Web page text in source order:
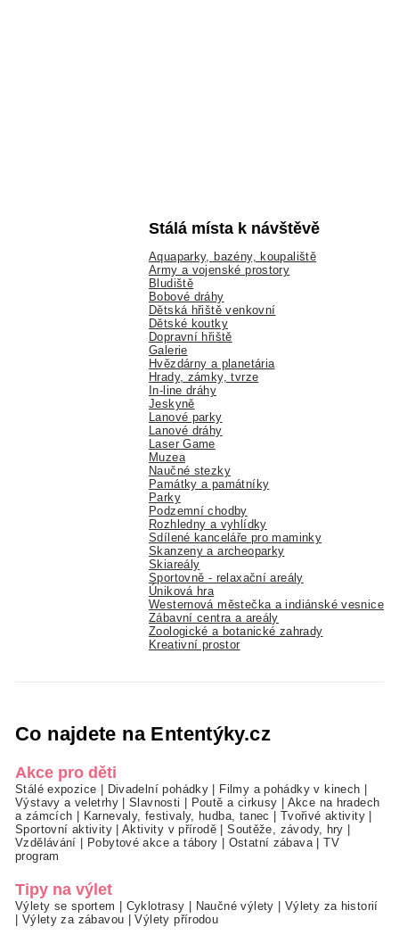
Stálá místa k návštěvě
Aquaparky, bazény, koupaliště
Army a vojenské prostory
Bludiště
Bobové dráhy
Dětská hřiště venkovní
Dětské koutky
Dopravní hřiště
Galerie
Hvězdárny a planetária
Hrady, zámky, tvrze
In-line dráhy
Jeskyně
Lanové parky
Lanové dráhy
Laser Game
Muzea
Naučné stezky
Památky a památníky
Parky
Podzemní chodby
Rozhledny a vyhlídky
Sdílené kanceláře pro maminky
Skanzeny a archeoparky
Skiareály
Sportovně - relaxační areály
Úniková hra
Westernová městečka a indiánské vesnice
Zábavní centra a areály
Zoologické a botanické zahrady
Kreativní prostor
Co najdete na Ententýky.cz
Akce pro děti
Stálé expozice Divadelní pohádky Filmy a pohádky v kinech
Výstavy a veletrhy|Slavnosti Poutě a cirkusy
Akce na hradech
a zámcích
Karnevaly, festivaly, hudba, tanec Tvořivé aktivity
Sportovní aktivity|Aktivity v přírodě |Soutěže, závody, hry
Vzdělávání
Pobytové akce a tábory Ostatní zábava|TV
program
Tipy na výlet
Výlety se sportem Cyklotrasy Naučné výlety
Výlety za historií
Výlety za zábavou |Výlety přírodou